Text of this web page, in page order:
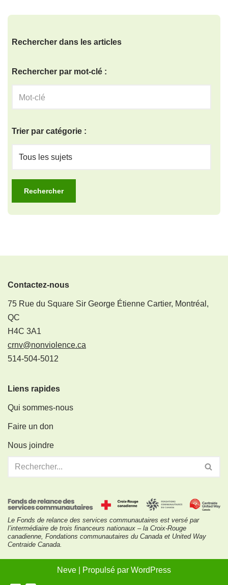
Rechercher dans les articles
Rechercher par mot-clé :
Trier par catégorie :
Contactez-nous
75 Rue du Square Sir George Étienne Cartier, Montréal,
QC
H4C 3A1
crnv@nonviolence.ca
514-504-5012
Liens rapides
Qui sommes-nous
Faire un don
Nous joindre
Le Fonds de relance des services communautaires est versé par
l’intermédiaire de trois financeurs nationaux – la Croix-Rouge
canadienne, Fondations communautaires du Canada et United Way
Centraide Canada.
Neve | Propulsé par WordPress